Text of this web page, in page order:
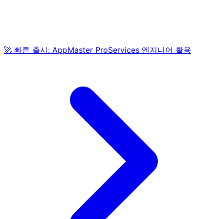
🚀 빠른 출시: AppMaster ProServices 엔지니어 활용